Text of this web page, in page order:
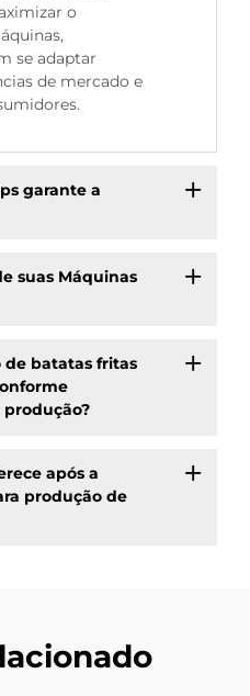
o
se adaptar
de mercado e
garante a
suas Máquinas
de batatas fritas
produção?
após a
produção de